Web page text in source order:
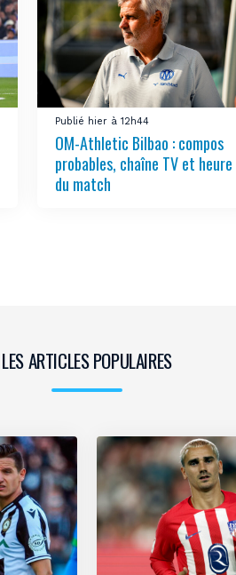
Publié hier à 12h44
OM-Athletic Bilbao : compos
probables, chaîne TV et heure
du match
LES ARTICLES POPULAIRES